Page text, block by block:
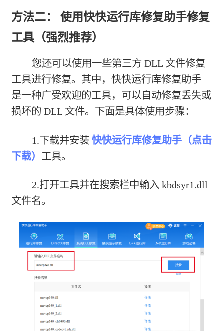
方法二： 使用快快运行库修复助手修复
工具（强烈推荐）
您还可以使用一些第三方 DLL 文件修复
工具进行修复。其中，快快运行库修复助手
是一种广受欢迎的工具，可以自动修复丢失或
损坏的 DLL 文件。下面是具体使用步骤：
1.下载并安装 快快运行库修复助手（点击
下载） 工具。
2.打开工具并在搜索栏中输入 kbdsyr1.dll
文件名。